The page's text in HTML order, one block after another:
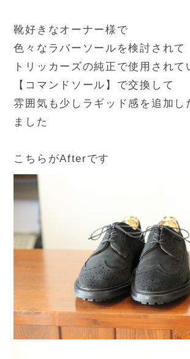
靴好きなオーナー様で
色々なラバーソールを検討されて
トリッカーズの純正で使用されて
【コマンドソール】で交換して
雰囲気も少しラギッド感を追加し
ました
こちらがAfterです